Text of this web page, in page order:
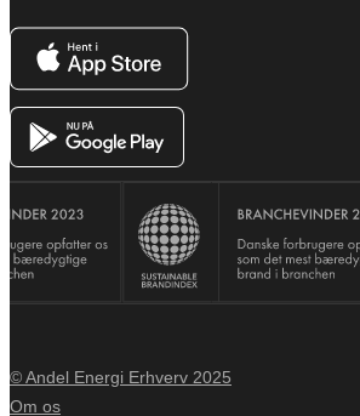
© Andel Energi Erhverv 2025
Om os